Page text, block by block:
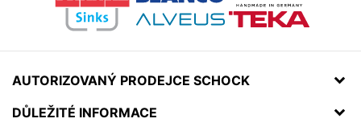
AUTORIZOVANÝ PRODEJCE SCHOCK
DŮLEŽITÉ INFORMACE